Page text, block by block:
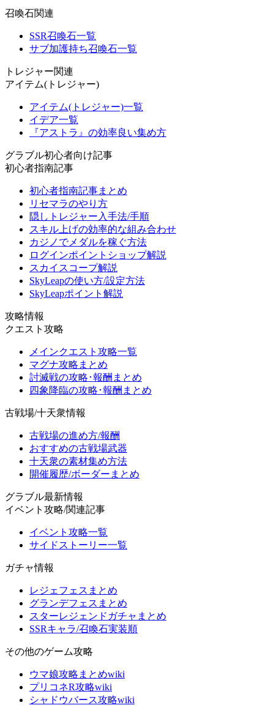
召喚石関連
SSR召喚石一覧
サブ加護持ち召喚石一覧
トレジャー関連
アイテム(トレジャー)
アイテム(トレジャー)一覧
イデア一覧
『アストラ』の効率良い集め方
グラブル初心者向け記事
初心者指南記事
初心者指南記事まとめ
リセマラのやり方
隠しトレジャー入手法/手順
スキル上げの効率的な組み合わせ
カジノでメダルを稼ぐ方法
ログインポイントショップ解説
スカイスコープ解説
SkyLeapの使い方/設定方法
SkyLeapポイント解説
攻略情報
クエスト攻略
メインクエスト攻略一覧
マグナ攻略まとめ
討滅戦の攻略･報酬まとめ
四象降臨の攻略･報酬まとめ
古戦場/十天衆情報
古戦場の進め方/報酬
おすすめの古戦場武器
十天衆の素材集め方法
開催履歴/ボーダーまとめ
グラブル最新情報
イベント攻略/関連記事
イベント攻略一覧
サイドストーリー一覧
ガチャ情報
レジェフェスまとめ
グランデフェスまとめ
スターレジェンドガチャまとめ
SSRキャラ/召喚石実装順
その他のゲーム攻略
ウマ娘攻略まとめwiki
プリコネR攻略wiki
シャドウバース攻略wiki